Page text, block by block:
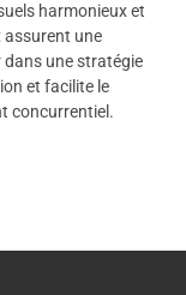
harmonieux et
assurent une
une stratégie
et facilite le
concurrentiel.